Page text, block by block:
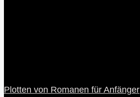
Plotten von Romanen für Anfänger